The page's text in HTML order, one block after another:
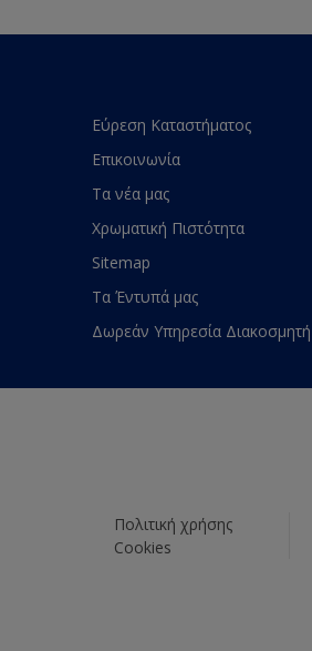
Εύρεση Καταστήματος
Επικοινωνία
Τα νέα μας
Χρωματική Πιστότητα
Sitemap
Τα Έντυπά μας
Δωρεάν Υπηρεσία Διακοσμητή
Πολιτική χρήσης
Cookies